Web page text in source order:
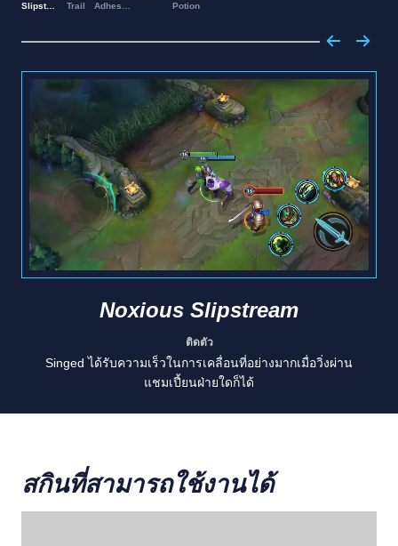
Slipstream
Trail
Potion
Noxious Slipstream
ติดตัว
Singed ได้รับความเร็วในการเคลื่อนที่อย่างมากเมื่อวิ่งผ่าน
แชมเปี้ยนฝ่ายใดก็ได้
สกินที่สามารถใช้งานได้